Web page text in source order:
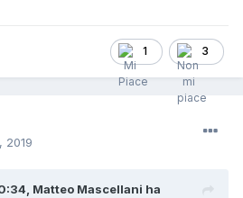
polveroso, sono foto di cose
Verrai sacrificato sull'altare
1 3
2019
Matteo Mascellani ha